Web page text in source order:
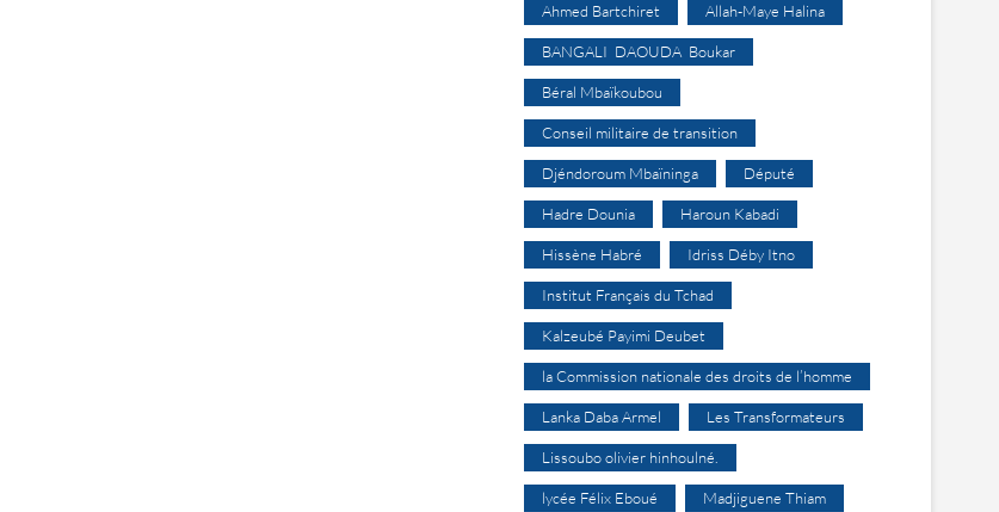
Ahmed Bartchiret Allah-Maye Halina
BANGALI DAOUDA Boukar
Béral Mbaïkoubou
Conseil militaire de transition
Djéndoroum Mbaïninga Député
Hadre Dounia Haroun Kabadi
Hissène Habré Idriss Déby Itno
Institut Français du Tchad
Kalzeubé Payimi Deubet
la Commission nationale des droits de l’homme
Lanka Daba Armel Les Transformateurs
Lissoubo olivier hinhoulné.
lycée Félix Eboué Madjiguene Thiam